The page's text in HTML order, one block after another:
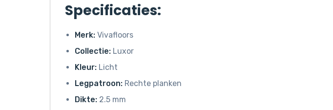
Specificaties:
Merk: Vivafloors
Collectie: Luxor
Kleur: Licht
Legpatroon: Rechte planken
Dikte: 2.5 mm